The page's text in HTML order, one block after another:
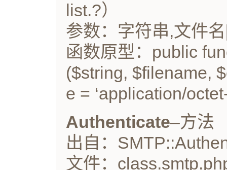
list.?）
参数：字符串,文件
函数原型：public
($string, $filename,
e = ‘application/
Authenticate–方法
出自：
文件：